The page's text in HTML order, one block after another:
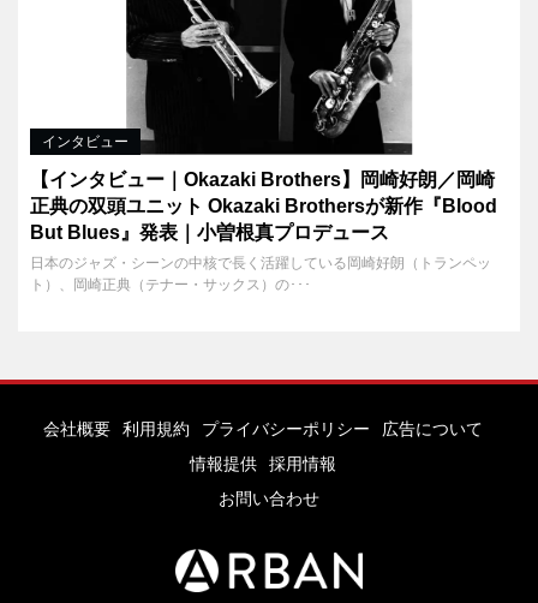
インタビュー
【インタビュー｜Okazaki Brothers】岡崎好朗／岡崎
正典の双頭ユニット Okazaki Brothersが新作『Blood
But Blues』発表｜小曽根真プロデュース
日本のジャズ・シーンの中核で長く活躍している岡崎好朗（トランペッ
ト）、岡崎正典（テナー・サックス）の･･･
会社概要 利用規約 プライバシーポリシー
広告について
情報提供
採用情報
お問い合わせ